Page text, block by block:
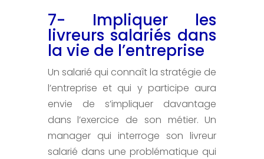
7- Impliquer les
livreurs salariés dans
la vie de l’entreprise
Un salarié qui connaît la stratégie de
l’entreprise et qui y participe aura
envie de s’impliquer davantage
dans l’exercice de son métier. Un
manager qui interroge son livreur
salarié dans une problématique qui